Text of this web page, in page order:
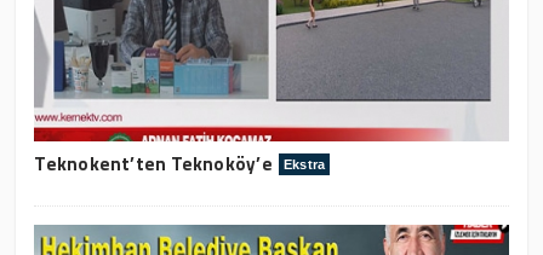
Teknokent’ten Teknoköy’e Ekstra